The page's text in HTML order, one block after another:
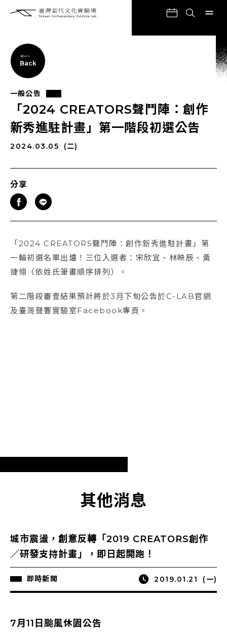
Back
一般公告
「2024 CREATORS聲鬥陣：創作
新秀進駐計畫」第一階段初選公告
2024.03.05 (二)
分享
「2024 CREATORS聲鬥陣：創作新秀進駐計畫」第
一輪初選名單出爐！三位入選者：宋欣宜、林映辰、黃
捷翎（依姓氏筆畫順序排列）。
第二階段審查結果預計將於3月下旬公告於C-LAB官網
及臺灣聲響實驗室Facebook專頁。
其他消息
城市震盪，創意反轉「2019 CREATORS創作
／研發支持計畫」，即日起開跑！
即時新聞 2019.01.21 (一)
7月11日颱風休園公告